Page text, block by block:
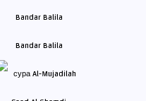
Bandar Balila